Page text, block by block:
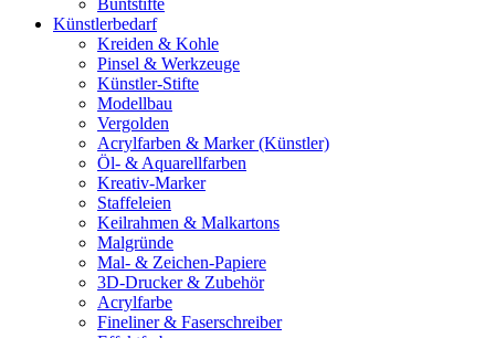
Buntstifte
Künstlerbedarf
Kreiden & Kohle
Pinsel & Werkzeuge
Künstler-Stifte
Modellbau
Vergolden
Acrylfarben & Marker (Künstler)
Öl- & Aquarellfarben
Kreativ-Marker
Staffeleien
Keilrahmen & Malkartons
Malgründe
Mal- & Zeichen-Papiere
3D-Drucker & Zubehör
Acrylfarbe
Fineliner & Faserschreiber